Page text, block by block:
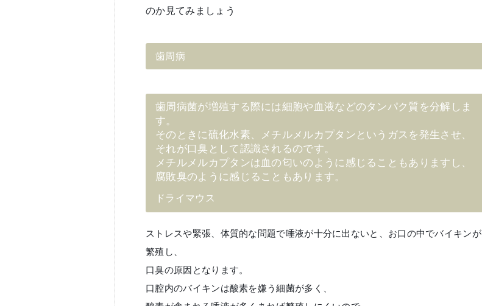
のか見てみましょう
歯周病
歯周病菌が増殖する際には細胞や血液などのタンパク質を分解しま
す。
そのときに硫化水素、メチルメルカプタンというガスを発生させ、
それが口臭として認識されるのです。
メチルメルカプタンは血の匂いのように感じることもありますし、
腐敗臭のように感じることもあります。
ドライマウス
ストレスや緊張、体質的な問題で唾液が十分に出ないと、お口の中でバイキンが
繁殖し、
口臭の原因となります。
口腔内のバイキンは酸素を嫌う細菌が多く、